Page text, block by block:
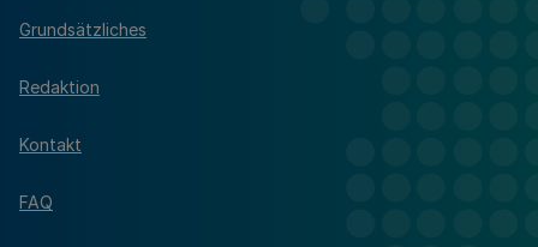
Grundsätzliches
Redaktion
Kontakt
FAQ